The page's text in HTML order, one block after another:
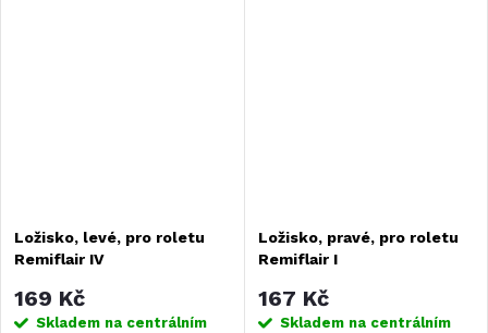
Ložisko, levé, pro roletu
Remiflair IV
169 Kč
Skladem na centrálním
Ložisko, pravé, pro roletu
Remiflair I
167 Kč
Skladem na centrálním